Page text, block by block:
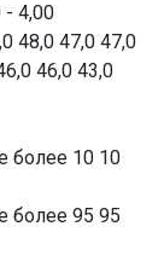
- 4,00
48,0 47,0 47,0
46,0 43,0
более 10 10
более 95 95